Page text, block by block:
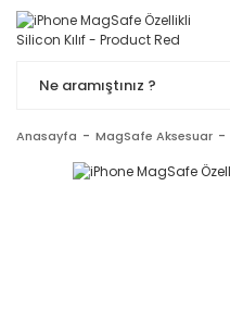
Anasayfa MagSafe Aksesuar